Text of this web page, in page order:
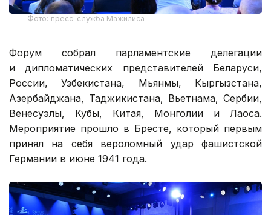
Фото: пресс-служба Мажилиса
Форум собрал парламентские делегации
и дипломатических представителей Беларуси,
России, Узбекистана, Мьянмы, Кыргызстана,
Азербайджана, Таджикистана, Вьетнама, Сербии,
Венесуэлы, Кубы, Китая, Монголии и Лаоса.
Мероприятие прошло в Бресте, который первым
принял на себя вероломный удар фашистской
Германии в июне 1941 года.